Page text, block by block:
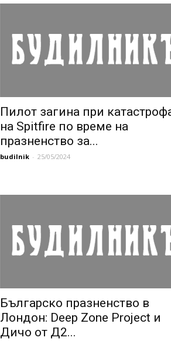
Пилот загина при
на Spitfire по време на
празненство за...
budilnik - 25/05/2024
Българско празненство в
Лондон: Deep Zone Project и
Дичо от Д2...